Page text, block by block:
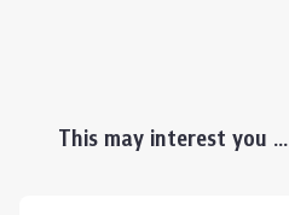
This may interest you ...